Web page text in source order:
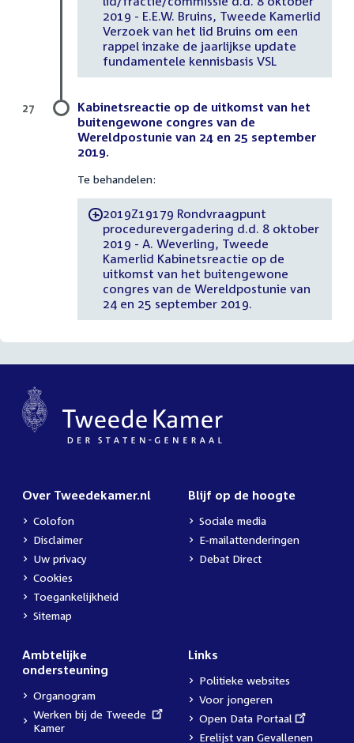
2019 - E.E.W. Bruins, Tweede Kamerlid
Verzoek van het lid Bruins om een
rappel inzake de jaarlijkse update
fundamentele kennisbasis VSL
Kabinetsreactie op de uitkomst van het
buitengewone congres van de
Wereldpostunie van 24 en 25 september
2019.
Te behandelen:
-2019Z19179 Rondvraagpunt
procedurevergadering d.d. 8 oktober
2019 - A. Weverling, Tweede
Kamerlid Kabinetsreactie op de
uitkomst van het buitengewone
congres van de Wereldpostunie van
24 en 25 september 2019.
27
Over Tweedekamer.nl
Colofon
Disclaimer
Uw privacy
Cookies
Toegankelijkheid
Sitemap
Blijf op de hoogte
Sociale media
E-mailattenderingen
Debat Direct
Ambtelijke
ondersteuning
Organogram
External
link:
Werken bij de Tweede
Kamer
Links
Politieke websites
Voor jongeren
External
link:
Open Data Portaal
Erelijst van Gevallenen